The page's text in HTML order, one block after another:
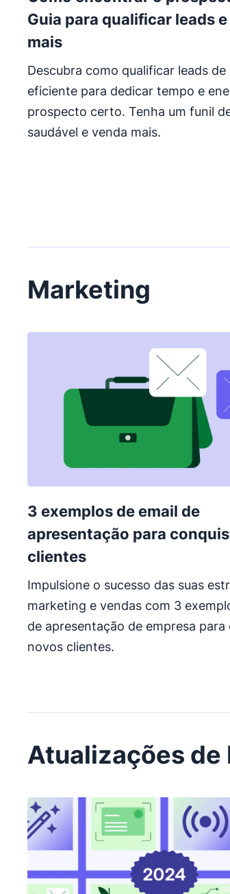
Guia para qualificar leads
mais
Descubra como qualificar leads de
eficiente para dedicar tempo e
prospecto certo. Tenha um funil
saudável e venda mais.
Marketing
3 exemplos de email de
apresentação para
clientes
Impulsione o sucesso das suas
marketing e vendas com 3
de apresentação de empresa
novos clientes.
Atualizações de